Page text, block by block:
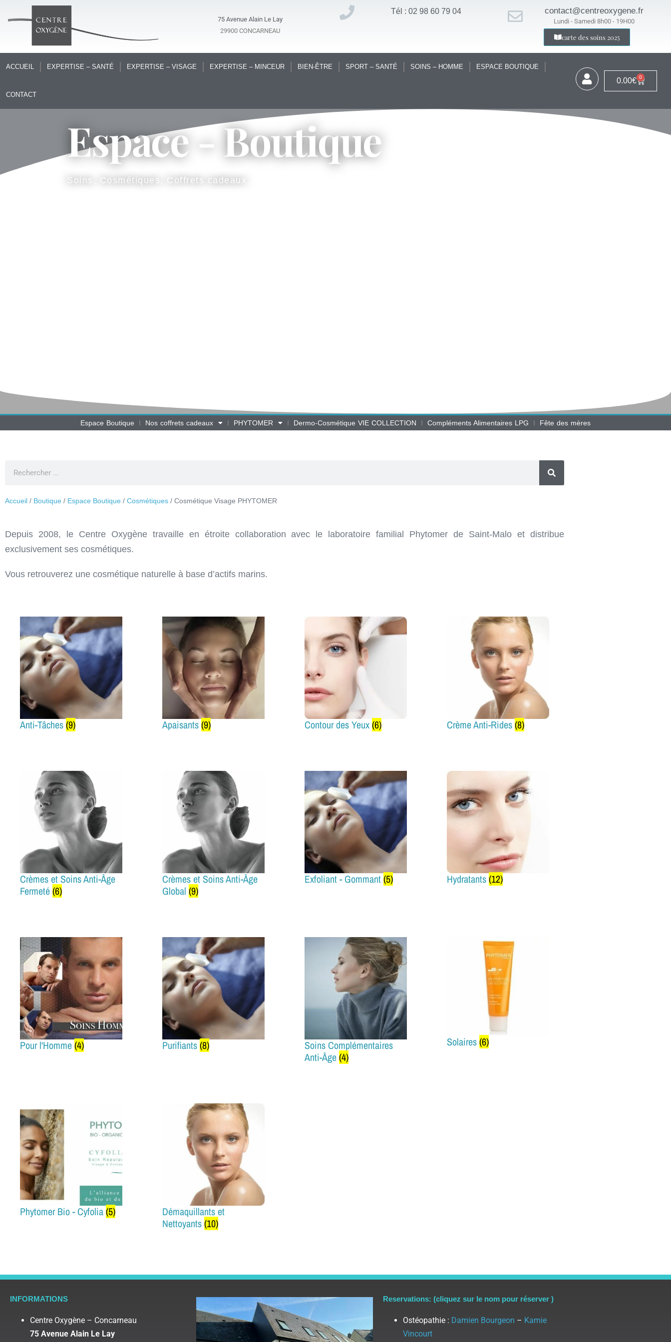
75 Avenue Alain Le Lay
29900 CONCARNEAU
Tél : 02 98 60 79 04 contact@centreoxygene.fr
Lundi - Samedi 8h00 - 19H00
carte des soins 2025
ACCUEIL EXPERTISE – SANTÉ EXPERTISE – VISAGE EXPERTISE – MINCEUR BIEN-ÊTRE SPORT – SANTÉ SOINS – HOMME ESPACE BOUTIQUE
CONTACT
0.00€ 0
Espace - Boutique
Soins, Cosmétiques, Coffrets cadeaux
Espace Boutique Nos coffrets cadeaux PHYTOMER Dermo-Cosmétique VIE COLLECTION Compléments Alimentaires LPG Fête des mères
Accueil / Boutique / Espace Boutique / Cosmétiques / Cosmétique Visage PHYTOMER
Depuis 2008, le Centre Oxygène travaille en étroite collaboration avec le laboratoire familial Phytomer de Saint-Malo et distribue
exclusivement ses cosmétiques.
Vous retrouverez une cosmétique naturelle à base d’actifs marins.
Anti-Tâches(9) Apaisants(9) Contour des Yeux(6) Crème Anti-Rides(8)
Crèmes et Soins Anti-Âge
Fermeté(6)
Crèmes et Soins Anti-Âge
Global (9)
Exfoliant - Gommant(5) Hydratants(12)
Pour l'Homme(4) Purifiants(8)
Soins Complémentaires
Anti-Âge(4)
Solaires(6)
Phytomer Bio - Cyfolia(5)
Démaquillants et
Nettoyants(10)
INFORMATIONS
Centre Oxygène – Concarneau
75 Avenue Alain Le Lay
Reservations: (cliquez sur le nom pour réserver )
Ostéopathie : Damien Bourgeon – Kamie
Vincourt